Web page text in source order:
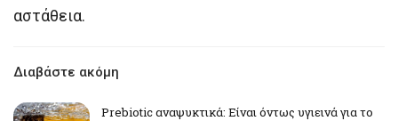
αστάθεια.
Διαβάστε ακόμη
Prebiotic αναψυκτικά: Είναι όντως υγιεινά για το